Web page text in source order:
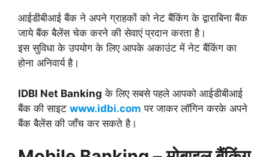
आईडीबीआई बैंक ने अपने ग्राहकों को नेट बैंकिंग के द्वाराबिना बैंक
जाये बैंक बैलेंस चेक करने की सेवाएं प्रदान करता है।
इस सुविधा के उपयोग के लिए आपके अकाउंट में नेट बैंकिंग का
होना अनिवार्य है।
IDBI Net Banking के लिए सबसे पहले आपको आईडीबीआई
बैंक की साइट www.idbi.com पर जाकर लॉगिन करके अपने
बैंक बैलेंस की जाँच कर सकते है।